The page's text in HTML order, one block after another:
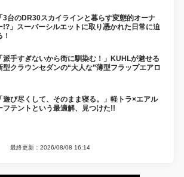
「3台のDR30スカイラインと暮らす変態的オーナ
!?」スーパーシルエットに取り憑かれた日常に迫
！
「派手すぎないから街に馴染む！」KUHLが魅せる
型クラウンセダンの“大人な”薄型フラップエアロ
「遊び尽くして、そのまま寝る。」軽トラ×エアル
フテントという最適解、見つけた!!
最終更新：2026/08/08 16:14